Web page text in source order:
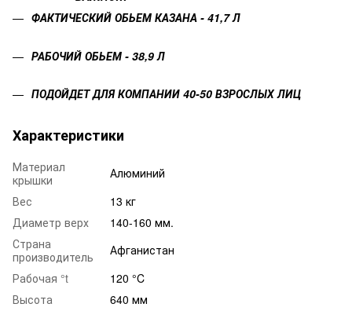
ФАКТИЧЕСКИЙ ОБЬЕМ КАЗАНА - 41,7 Л
РАБОЧИЙ ОБЬЕМ - 38,9 Л
ПОДОЙДЕТ ДЛЯ КОМПАНИИ 40-50 ВЗРОСЛЫХ ЛИЦ
Характеристики
Материал
крышки
Алюминий
Вес
13 кг
Диаметр верх
140-160 мм.
Страна
производитель
Афганистан
Рабочая °t
120 °C
Высота
640 мм